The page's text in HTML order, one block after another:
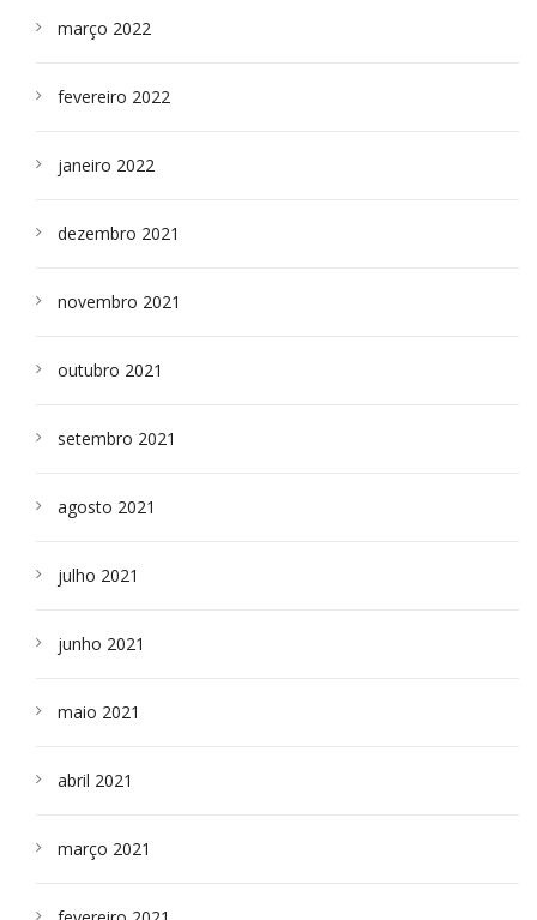
março 2022
fevereiro 2022
janeiro 2022
dezembro 2021
novembro 2021
outubro 2021
setembro 2021
agosto 2021
julho 2021
junho 2021
maio 2021
abril 2021
março 2021